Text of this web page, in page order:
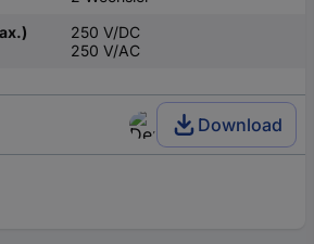
250 V/DC
250 V/AC
Download